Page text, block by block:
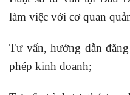
làm việc với cơ quan
Tư vấn, hướng dẫn
phép kinh doanh;